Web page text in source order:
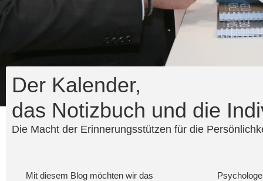
Der Kalender,
das Notizbuch und die
Die Macht der Erinnerungsstützen für die
Mit diesem Blog möchten wir das